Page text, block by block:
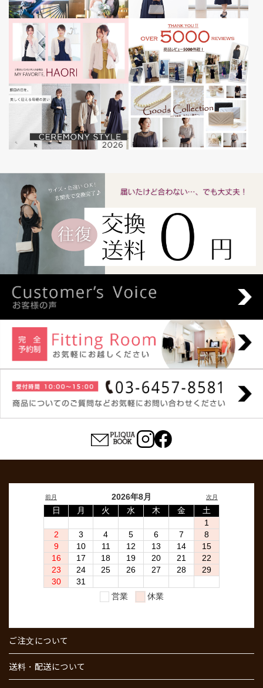
ご注文について
送料・配送について